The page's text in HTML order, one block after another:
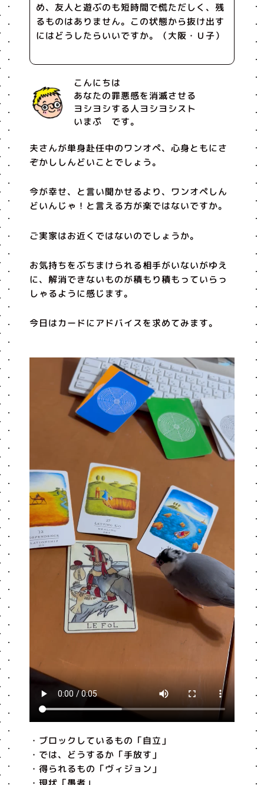
め、友人と遊ぶのも短時間で慌ただしく、残
るものはありません。この状態から抜け出す
にはどうしたらいいですか。（大阪・Ｕ子）
こんにちは
あなたの罪悪感を消滅させる
ヨシヨシする人ヨシヨシスト
いまぷ です。
夫さんが単身赴任中のワンオペ、心身ともにさ
ぞかししんどいことでしょう。
今が幸せ、と言い聞かせるより、ワンオペしん
どいんじゃ！と言える方が楽ではないですか。
ご実家はお近くではないのでしょうか。
お気持ちをぶちまけられる相手がいないがゆえ
に、解消できないものが積もり積もっていらっ
しゃるように感じます。
今日はカードにアドバイスを求めてみます。
・ブロックしているもの「自立」
・では、どうするか「手放す」
・得られるもの「ヴィジョン」